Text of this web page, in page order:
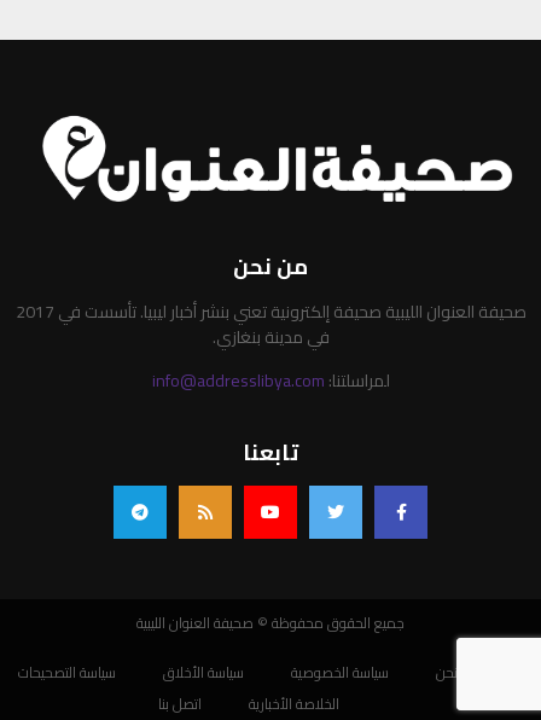
من نحن
صحيفة العنوان الليبية صحيفة إلكترونية تعني بنشر أخبار ليبيا. تأسست في 2017
في مدينة بنغازي.
لمراسلتنا:info@addresslibya.com
تابعنا
جميع الحقوق محفوظة © صحيفة العنوان الليبية
من نحن
سياسة الخصوصية سياسة الأخلاق
سياسة التصحيحات
الخلاصة الأخبارية
اتصل بنا